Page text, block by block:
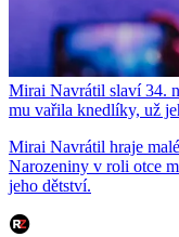
Mirai Navrátil slaví 34.
mu vařila knedlíky, už
Mirai Navrátil hraje
Narozeniny v roli otce
jeho dětství.